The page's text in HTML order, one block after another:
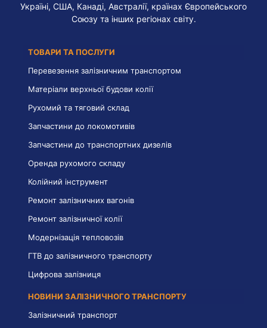
Україні, США, Канаді, Австралії, країнах Європейського
Союзу та інших регіонах світу.
ТОВАРИ ТА ПОСЛУГИ
Перевезення залізничним транспортом
Матеріали верхньої будови колії
Рухомий та тяговий склад
Запчастини до локомотивів
Запчастини до транспортних дизелів
Оренда рухомого складу
Колійний інструмент
Ремонт залізничних вагонів
Ремонт залізничної колії
Модернізація тепловозів
ГТВ до залізничного транспорту
Цифрова залізниця
НОВИНИ ЗАЛІЗНИЧНОГО ТРАНСПОРТУ
Залізничний транспорт